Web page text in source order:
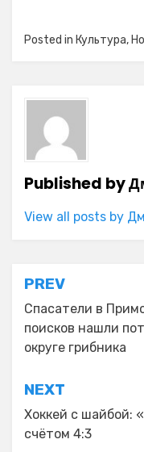
Posted in Культура,
Published by
View all posts by
Навигация
по
записям
PREV
Спасатели в
поисков нашли
округе грибника
NEXT
Хоккей с шайбой:
счётом 4:3